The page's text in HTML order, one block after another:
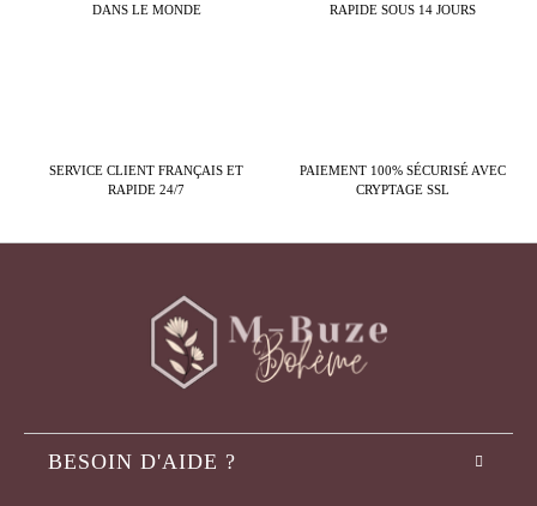
DANS LE MONDE
RAPIDE SOUS 14 JOURS
SERVICE CLIENT FRANÇAIS ET
RAPIDE 24/7
PAIEMENT 100% SÉCURISÉ AVEC
CRYPTAGE SSL
BESOIN D'AIDE ?